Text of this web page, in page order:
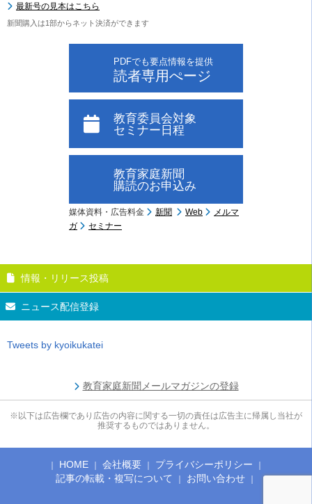
最新号の見本はこちら
新聞購入は1部からネット決済ができます
PDFでも要点情報を提供
読者専用ぺージ
教育委員会対象
セミナー日程
教育家庭新聞
購読のお申込み
媒体資料・広告料金 新聞 Web
メルマ
ガ
セミナー
情報・リリース投稿
ニュース配信登録
Tweets by kyoikukatei
教育家庭新聞メールマガジンの登録
※以下は広告欄であり広告の内容に関する一切の責任は広告主に帰属し当社が
推奨するものではありません。
HOME 会社概要
プライバシーポリシー
記事の転載・複写について
お問い合わせ